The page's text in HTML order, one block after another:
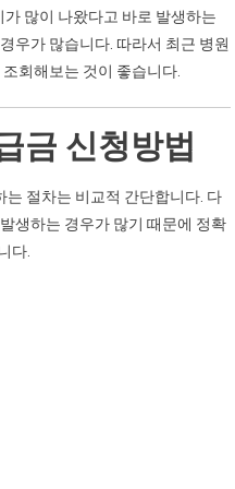
많이 나왔다고 바로 발생하는
우가 많습니다. 따라서 최근 병원
회해보는 것이 좋습니다.
금 신청방법
절차는 비교적 간단합니다. 다
생하는 경우가 많기 때문에 정확
다.